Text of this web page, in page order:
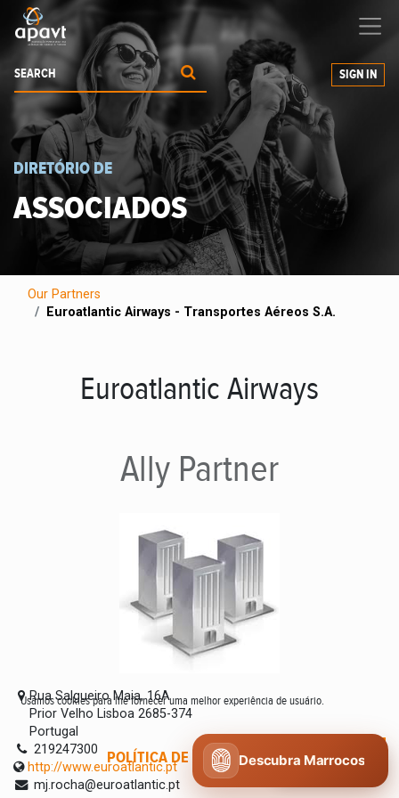
grow your business
SIGN IN
DIRETÓRIO DE
ASSOCIADOS
Our Partners
Euroatlantic Airways - Transportes Aéreos S.A.
Euroatlantic Airways
Ally Partner
Rua Salgueiro Maia, 16A
Prior Velho Lisboa 2685-374
Portugal
219247300
http://www.euroatlantic.pt
mj.rocha@euroatlantic.pt
Usamos cookies para lhe fornecer uma melhor experiência de usuário.
POLÍTICA DE COOKIES CONCORDO
Descubra Marrocos